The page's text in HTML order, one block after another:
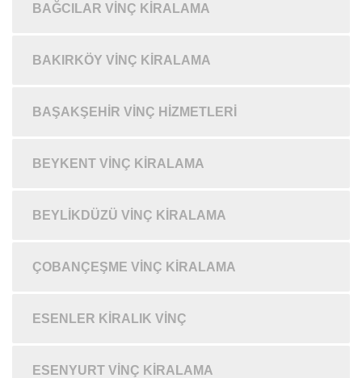
BAĞCILAR VINÇ KIRALAMA
BAKIRKÖY VINÇ KIRALAMA
BAŞAKŞEHIR VINÇ HIZMETLERI
BEYKENT VINÇ KIRALAMA
BEYLIKDÜZÜ VINÇ KIRALAMA
ÇOBANÇEŞME VINÇ KIRALAMA
ESENLER KIRALIK VINÇ
ESENYURT VINÇ KIRALAMA